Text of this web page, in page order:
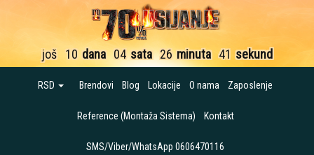
još 10 dana 04 sata 26 minuta 41 sekund
RSD Brendovi Blog Lokacije O nama Zaposlenje
Reference (Montaža Sistema) Kontakt
SMS/Viber/WhatsApp 0606470116